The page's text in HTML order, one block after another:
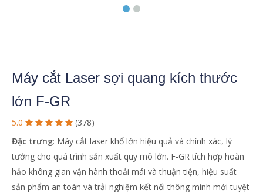
Máy cắt Laser sợi quang kích thước
lớn F-GR
5.0      (378)
Đặc trưng: Máy cắt laser khổ lớn hiệu quả và chính xác, lý
tưởng cho quá trình sản xuất quy mô lớn. F-GR tích hợp hoàn
hảo không gian vận hành thoải mái và thuận tiện, hiệu suất
sản phẩm an toàn và trải nghiệm kết nối thông minh mới tuyệt